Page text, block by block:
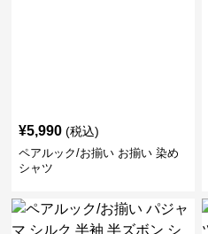
¥5,990 (税込)
ペアルック/お揃い お揃い 染め
シャツ